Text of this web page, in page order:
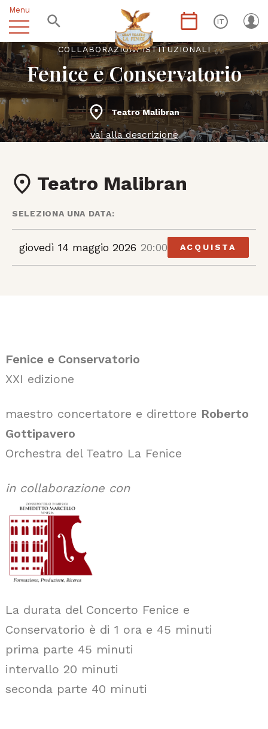
Menu
IT
COLLABORAZIONI ISTITUZIONALI
Fenice e Conservatorio
Teatro Malibran
vai alla descrizione
Teatro Malibran
SELEZIONA UNA DATA:
giovedì 14 maggio 2026 20:00 ACQUISTA
Fenice e Conservatorio
XXI edizione
maestro concertatore e direttore Roberto
Gottipavero
Orchestra del Teatro La Fenice
in collaborazione con
La durata del Concerto Fenice e
Conservatorio è di 1 ora e 45 minuti
prima parte 45 minuti
intervallo 20 minuti
seconda parte 40 minuti